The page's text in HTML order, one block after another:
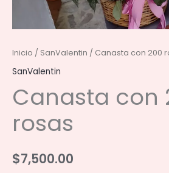
Inicio / SanValentin / Canasta con 200
SanValentin
Canasta con
rosas
$7,500.00